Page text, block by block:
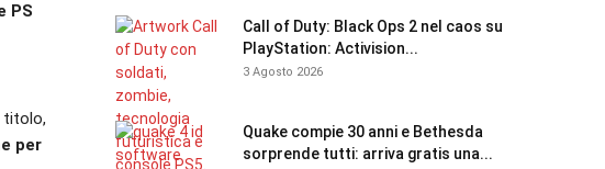
PS
titolo,
per
Call of Duty: Black Ops 2 nel caos su
PlayStation: Activision...
3 Agosto 2026
Quake compie 30 anni e Bethesda
sorprende tutti: arriva gratis una...